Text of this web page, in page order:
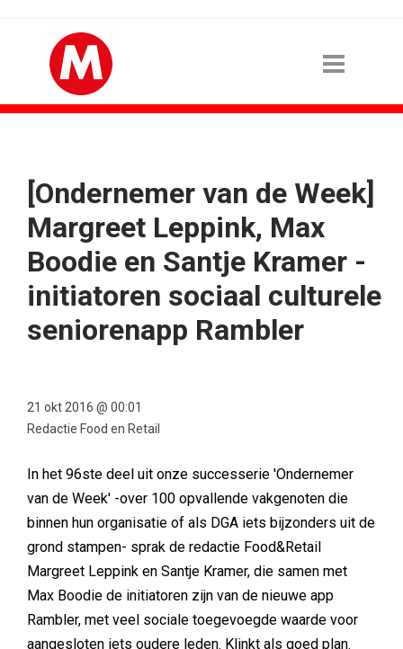
[Ondernemer van de Week]
Margreet Leppink, Max
Boodie en Santje Kramer -
initiatoren sociaal culturele
seniorenapp Rambler
21 okt 2016 @ 00:01
Redactie Food en Retail
In het 96ste deel uit onze successerie 'Ondernemer
van de Week' -over 100 opvallende vakgenoten die
binnen hun organisatie of als DGA iets bijzonders uit de
grond stampen- sprak de redactie Food&Retail
Margreet Leppink en Santje Kramer, die samen met
Max Boodie de initiatoren zijn van de nieuwe app
Rambler, met veel sociale toegevoegde waarde voor
aangesloten iets oudere leden. Klinkt als goed plan.